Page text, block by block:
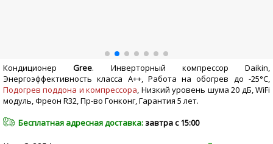
КондиционерGree. Инверторный компрессор Daikin,
Энергоэффективность класса А++, Работа на обогрев до -25°С,
Подогрев поддона и компрессора, Низкий уровень шума 20 дБ, WiFi
модуль, Фреон R32, Пр-во Гонконг, Гарантия 5 лет.
Бесплатная адресная доставка:завтра с 15:00